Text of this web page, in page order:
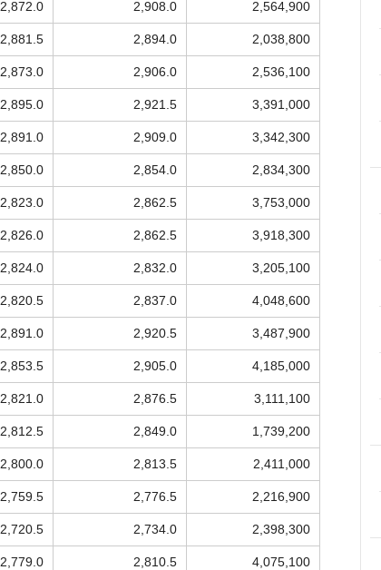
2,872.0 2,908.0 2,564,900
2,881.5 2,894.0 2,038,800
2,873.0 2,906.0 2,536,100
2,895.0 2,921.5 3,391,000
2,891.0 2,909.0 3,342,300
2,850.0 2,854.0 2,834,300
2,823.0 2,862.5 3,753,000
2,826.0 2,862.5 3,918,300
2,824.0 2,832.0 3,205,100
2,820.5 2,837.0 4,048,600
2,891.0 2,920.5 3,487,900
2,853.5 2,905.0 4,185,000
2,821.0 2,876.5 3,111,100
2,812.5 2,849.0 1,739,200
2,800.0 2,813.5 2,411,000
2,759.5 2,776.5 2,216,900
2,720.5 2,734.0 2,398,300
2,779.0 2,810.5 4,075,100